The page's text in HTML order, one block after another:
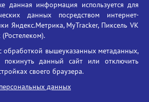
работы: пн-пт 09:00-18:00
E-mail: bryanskgu@mail.ru
Телефон: +7(4832)58-90-85
данная информация используется для
данных посредством интернет-
Яндекс.Метрика, MyTracker, Пиксель VK
обработкой вышеуказанных метаданных,
данный сайт или отключить
своего браузера.
данных